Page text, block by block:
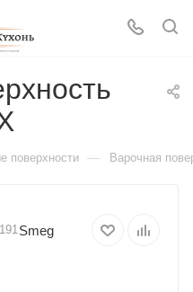
поверхности — Варочная
Smeg